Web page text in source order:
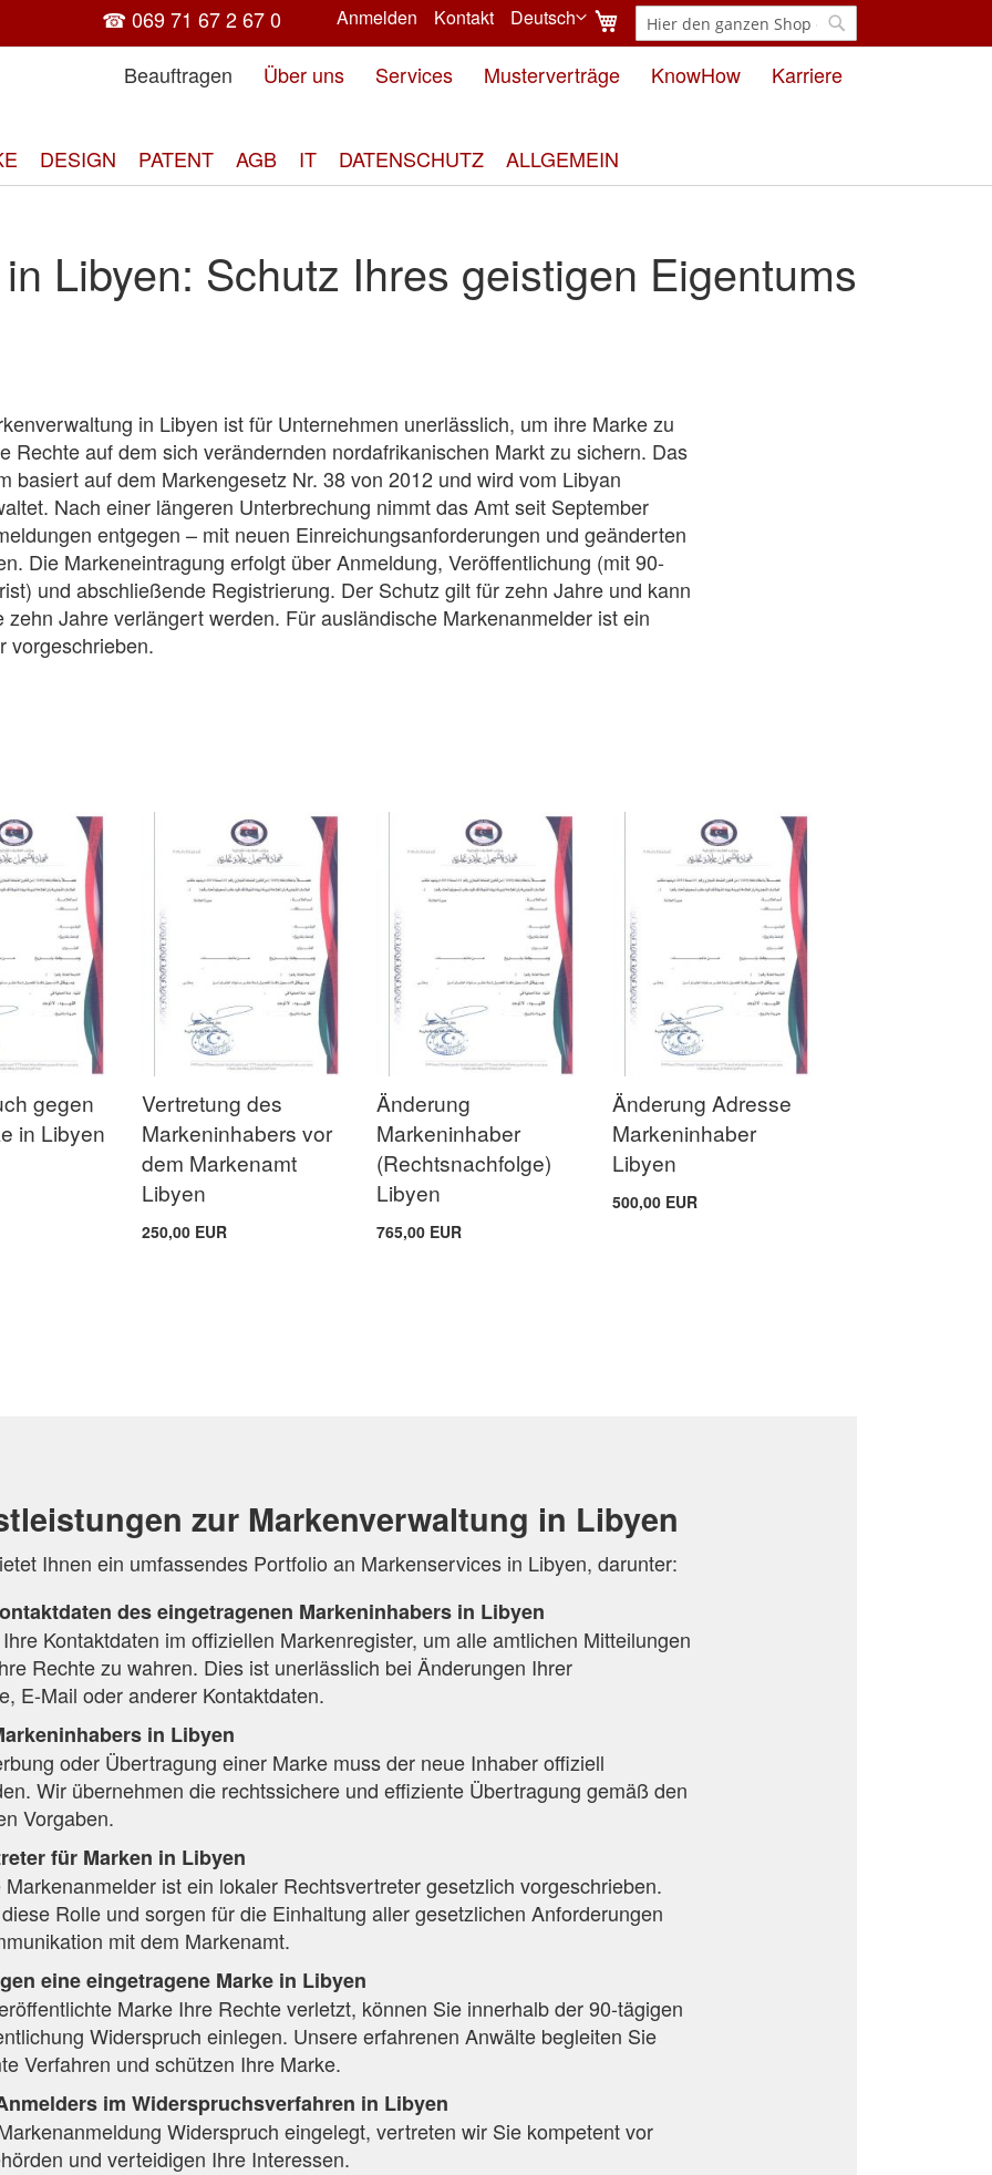
Suche
Mein Warenkorb
Sprache
Deutsch
Anmelden Kontakt
☎ 069 71 67 2 67 0
Beauftragen
Über uns Services Musterverträge KnowHow Karriere
DESIGN PATENT AGB IT DATENSCHUTZ ALLGEMEIN
Libyen: Schutz Ihres geistigen Eigentums
in Libyen ist für Unternehmen unerlässlich, um ihre Marke zu
Rechte auf dem sich verändernden nordafrikanischen Markt zu sichern. Das
basiert auf dem Markengesetz Nr. 38 von 2012 und wird vom Libyan
Nach einer längeren Unterbrechung nimmt das Amt seit September
entgegen – mit neuen Einreichungsanforderungen und geänderten
Die Markeneintragung erfolgt über Anmeldung, Veröffentlichung (mit 90-
und abschließende Registrierung. Der Schutz gilt für zehn Jahre und kann
zehn Jahre verlängert werden. Für ausländische Markenanmelder ist ein
vorgeschrieben.
gegen
in Libyen
Vertretung des
Markeninhabers vor
dem Markenamt
Libyen
250,00 EUR
Änderung
Markeninhaber
(Rechtsnachfolge)
Libyen
765,00 EUR
Änderung Adresse
Markeninhaber
Libyen
500,00 EUR
zur Markenverwaltung in Libyen
Ihnen ein umfassendes Portfolio an Markenservices in Libyen, darunter:
des eingetragenen Markeninhabers in Libyen
Kontaktdaten im offiziellen Markenregister, um alle amtlichen Mitteilungen
Rechte zu wahren. Dies ist unerlässlich bei Änderungen Ihrer
E-Mail oder anderer Kontaktdaten.
in Libyen
oder Übertragung einer Marke muss der neue Inhaber offiziell
Wir übernehmen die rechtssichere und effiziente Übertragung gemäß den
Vorgaben.
für Marken in Libyen
ist ein lokaler Rechtsvertreter gesetzlich vorgeschrieben.
Rolle und sorgen für die Einhaltung aller gesetzlichen Anforderungen
mit dem Markenamt.
eine eingetragene Marke in Libyen
Marke Ihre Rechte verletzt, können Sie innerhalb der 90-tägigen
Widerspruch einlegen. Unsere erfahrenen Anwälte begleiten Sie
Verfahren und schützen Ihre Marke.
im Widerspruchsverfahren in Libyen
Widerspruch eingelegt, vertreten wir Sie kompetent vor
und verteidigen Ihre Interessen.